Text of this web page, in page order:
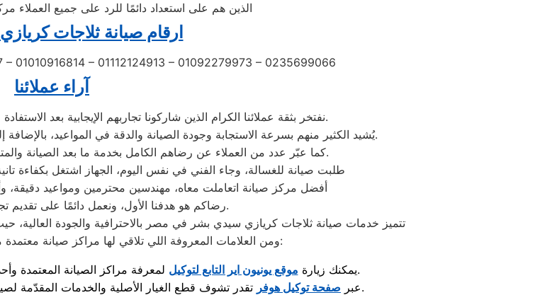
الذين هم على استعداد دائمًا للرد على جميع العملاء
ارقام صيانة ثلاجات
01010916814 – 01112124913 – 01092279973 – 0235699066
آراء عملائنا
نفتخر بثقة عملائنا الكرام الذين شاركونا تجاربهم الإيجابية بعد الاستفادة من خدمات مركز صيانة وستنجهلوس سيدي بشر.
يُشيد الكثير منهم بسرعة الاستجابة وجودة الصيانة والدقة في المواعيد، بالإضافة إلى احترافية الفنيين وحرصهم على استخدام قطع غيار أصلية.
كما عبّر عدد من العملاء عن رضاهم الكامل بخدمة ما بعد الصيانة والمتابعة المستمرة لضمان عمل الأجهزة بكفاءة عالية.
“طلبت صيانة للغسالة، وجاء الفني في نفس اليوم، الجهاز اشتغل بكفاءة
“أفضل مركز صيانة اتعاملت معاه، مهندسين محترمين ومواعيد دقيقة،
رضاكم هو هدفنا الأول، ونعمل دائمًا على تقديم تجربة صيانة ترتقي لتوقعاتكم.
تتميز خدمات صيانة ثلاجات كريازي سيدي بشر في مصر بالاحترافية والجودة العالية،
ومن العلامات المعروفة اللي تلاقي لها مراكز صيانة معتمدة متخصصة في إصلاح الأجهزة والعناية بها:
: يمكنك زيارة موقع يونيون اير التابع لتوكيل
لمعرفة مراكز الصيانة المعتمدة وأحدث خدمات الدعم الفني.
: عبر صفحة توكيل هوفر
تقدر تشوف قطع الغيار الأصلية والخدمات المقدّمة لصيانة الغسالات والمكنسات وغيرها.